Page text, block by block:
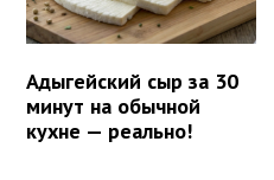
Адыгейский сыр за 30
минут на обычной
кухне — реально!